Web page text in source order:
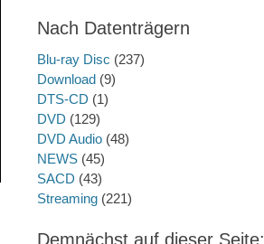
Nach Datenträgern
Blu-ray Disc (237)
Download (9)
DTS-CD (1)
DVD (129)
DVD Audio (48)
NEWS (45)
SACD (43)
Streaming (221)
Demnächst auf dieser Seite: